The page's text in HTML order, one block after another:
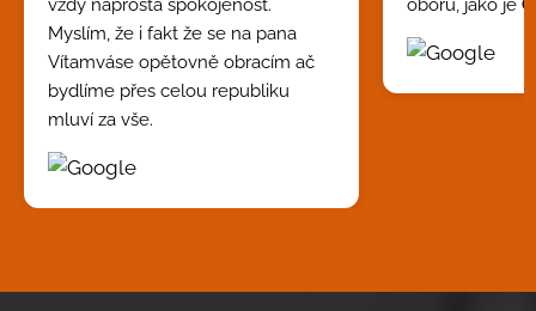
vždy naprostá spokojenost.
Myslím, že i fakt že se na pana
Vítamváse opětovně obracím ač
bydlíme přes celou republiku
mluví za vše.
oboru, jako je